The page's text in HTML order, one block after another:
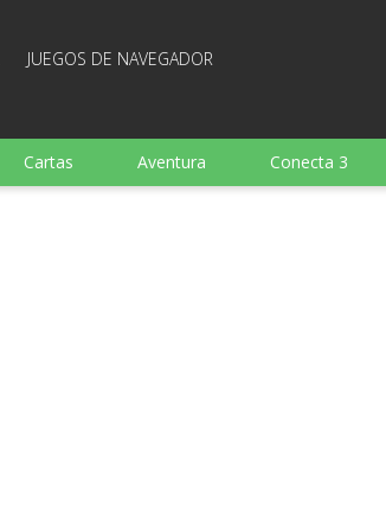
JUEGOS DE NAVEGADOR
Cartas Aventura Conecta 3